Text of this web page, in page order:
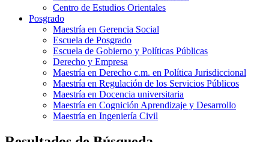
Centro de Estudios Orientales
Posgrado
Maestría en Gerencia Social
Escuela de Posgrado
Escuela de Gobierno y Políticas Públicas
Derecho y Empresa
Maestría en Derecho c.m. en Política Jurisdiccional
Maestría en Regulación de los Servicios Públicos
Maestría en Docencia universitaria
Maestría en Cognición Aprendizaje y Desarrollo
Maestría en Ingeniería Civil